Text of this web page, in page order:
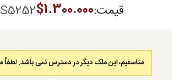
قیمت:$1.300.000
متاسفیم، این ملک دیگر در دسترس نمی باشد. لطفاً